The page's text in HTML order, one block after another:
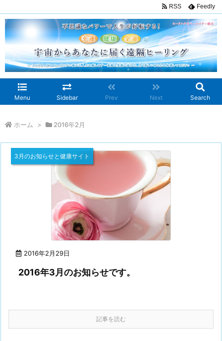
Menu Sidebar Prev Next Search
RSS Feedly
ホーム > 2016年2月
2016年2月29日
3月のお知らせと健康サイト
2016年3月のお知らせです。
記事を読む